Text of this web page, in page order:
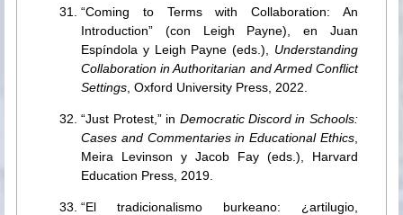
“Coming to Terms with Collaboration: An
Introduction” (con Leigh Payne), en Juan
Espíndola y Leigh Payne (eds.), Understanding
Collaboration in Authoritarian and Armed Conflict
Settings , Oxford University Press, 2022.
“Just Protest,” in Democratic Discord in Schools:
Cases and Commentaries in Educational Ethics,
Meira Levinson y Jacob Fay (eds.), Harvard
Education Press, 2019.
“El tradicionalismo burkeano: ¿artilugio,